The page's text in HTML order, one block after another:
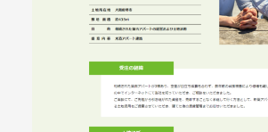
まずは無料で相談